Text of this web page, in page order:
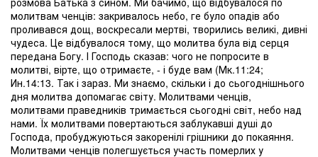
молитвам ченців: закривалось небо, ге було опадів або
проливався дощ, воскресали мертві, творились великі, дивні
чудеса. Це відбувалося тому, що молитва була від серця
передана Богу. І Господь сказав: чого не попросите в
молитві, вірте, що отримаєте, - і буде вам (Мк.11:24;
Ин.14:13. Так і зараз. Ми знаємо, скільки і до сьогоднішнього
дня молитва допомагає світу. Молитвами ченців,
молитвами праведників тримається сьогодні світ, небо над
нами. Їх молитвами повертаються заблукавші душі до
Господа, пробуджуються закоренілі грішники до покаяння.
Молитвами ченців полегшується участь померлих у